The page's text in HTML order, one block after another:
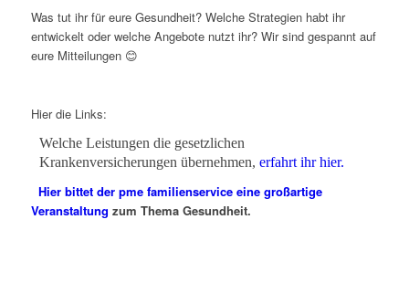
Was tut ihr für eure Gesundheit? Welche Strategien habt ihr
entwickelt oder welche Angebote nutzt ihr? Wir sind gespannt auf
eure Mitteilungen 😊
Hier die Links:
Welche Leistungen die gesetzlichen
Krankenversicherungen übernehmen,erfahrt ihr hier.
Hier bittet der pme familienservice eine großartige
Veranstaltung zum Thema Gesundheit.